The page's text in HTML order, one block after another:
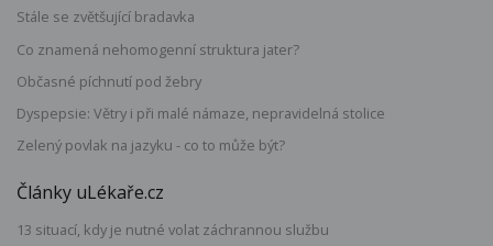
Stále se zvětšující bradavka
Co znamená nehomogenní struktura jater?
Občasné píchnutí pod žebry
Dyspepsie: Větry i při malé námaze, nepravidelná stolice
Zelený povlak na jazyku - co to může být?
Články uLékaře.cz
13 situací, kdy je nutné volat záchrannou službu